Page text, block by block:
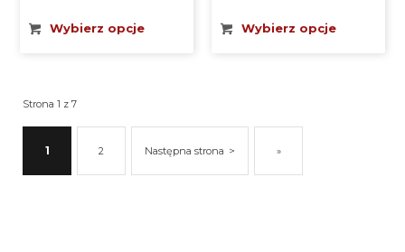
Wybierz opcje Wybierz opcje
Strona 1 z 7
1 2 Następna strona »